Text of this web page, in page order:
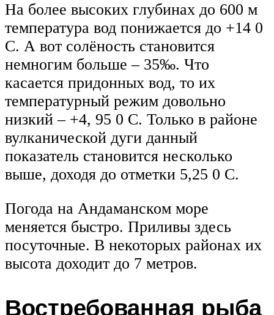
На более высоких глубинах до 600 м
температура вод понижается до +14 0
C. А вот солёность становится
немногим больше – 35‰. Что
касается придонных вод, то их
температурный режим довольно
низкий – +4, 95 0 C. Только в районе
вулканической дуги данный
показатель становится несколько
выше, доходя до отметки 5,25 0 C.
Погода на Андаманском море
меняется быстро. Приливы здесь
посуточные. В некоторых районах их
высота доходит до 7 метров.
Востребованная рыба